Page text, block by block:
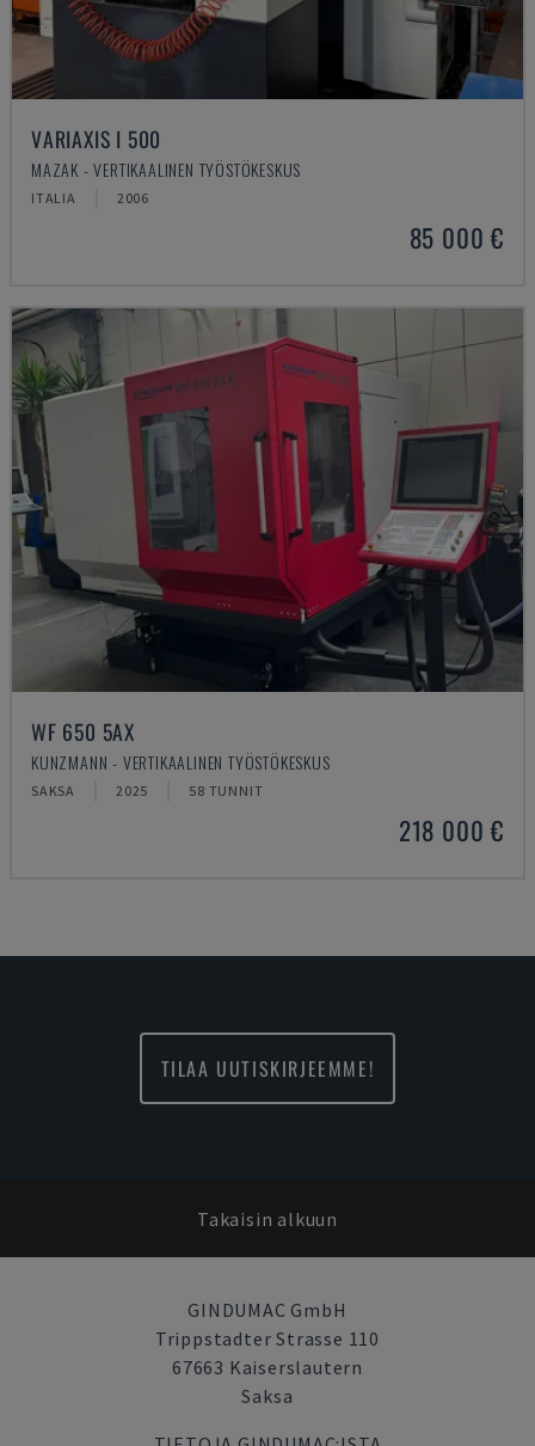
VARIAXIS I 500
MAZAK - VERTIKAALINEN TYÖSTÖKESKUS
ITALIA 2006
85 000 €
WF 650 5AX
KUNZMANN - VERTIKAALINEN TYÖSTÖKESKUS
SAKSA 2025 58 TUNNIT
218 000 €
TILAA UUTISKIRJEEMME!
Takaisin alkuun
GINDUMAC GmbH
Trippstadter Strasse 110
67663 Kaiserslautern
Saksa